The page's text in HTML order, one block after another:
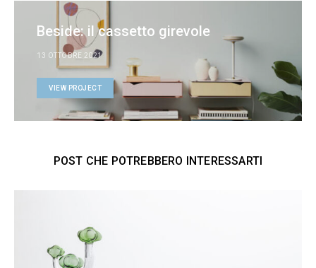
Beside: il cassetto girevole
13 OTTOBRE 2021
VIEW PROJECT
POST CHE POTREBBERO INTERESSARTI